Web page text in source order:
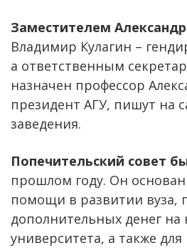
Заместителем
Владимир Кулагин –
а ответственным
назначен профессор
президент АГУ, пишут на
заведения.
Попечительский совет
прошлом году. Он основан
помощи в развитии вуза,
дополнительных денег на
университета, а также